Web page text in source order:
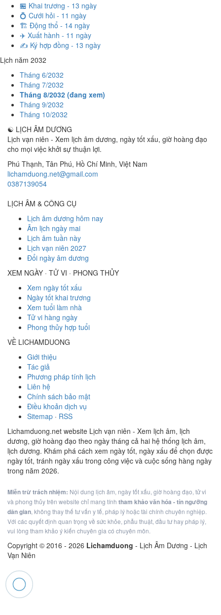
🏪 Khai trương - 13 ngày
💍 Cưới hỏi - 11 ngày
🏗️ Động thổ - 14 ngày
✈️ Xuất hành - 11 ngày
✍️ Ký hợp đồng - 13 ngày
Lịch năm 2032
Tháng 6/2032
Tháng 7/2032
Tháng 8/2032 (đang xem)
Tháng 9/2032
Tháng 10/2032
☯ LỊCH ÂM DƯƠNG
Lịch vạn niên - Xem lịch âm dương, ngày tốt xấu, giờ hoàng đạo
cho mọi việc khởi sự thuận lợi.
Phú Thạnh, Tân Phú, Hồ Chí Minh, Việt Nam
lichamduong.net@gmail.com
0387139054
LỊCH ÂM & CÔNG CỤ
Lịch âm dương hôm nay
Âm lịch ngày mai
Lịch âm tuần này
Lịch vạn niên 2027
Đổi ngày âm dương
XEM NGÀY · TỬ VI · PHONG THỦY
Xem ngày tốt xấu
Ngày tốt khai trương
Xem tuổi làm nhà
Tử vi hàng ngày
Phong thủy hợp tuổi
VỀ LICHAMDUONG
Giới thiệu
Tác giả
Phương pháp tính lịch
Liên hệ
Chính sách bảo mật
Điều khoản dịch vụ
Sitemap · RSS
Lichamduong.net website Lịch vạn niên - Xem lịch âm, lịch
dương, giờ hoàng đạo theo ngày tháng cả hai hệ thống lịch âm,
lịch dương. Khám phá cách xem ngày tốt, ngày xấu để chọn được
ngày tốt, tránh ngày xấu trong công việc và cuộc sống hàng ngày
trong năm 2026.
Miễn trừ trách nhiệm: Nội dung lịch âm, ngày tốt xấu, giờ hoàng đạo, tử vi
và phong thủy trên website chỉ mang tính tham khảo văn hóa - tín ngưỡng
dân gian, không thay thế tư vấn y tế, pháp lý hoặc tài chính chuyên nghiệp.
Với các quyết định quan trọng về sức khỏe, phẫu thuật, đầu tư hay pháp lý,
vui lòng tham khảo ý kiến chuyên gia có chuyên môn.
Copyright © 2016 - 2026 Lichamduong - Lịch Âm Dương - Lịch
Vạn Niên